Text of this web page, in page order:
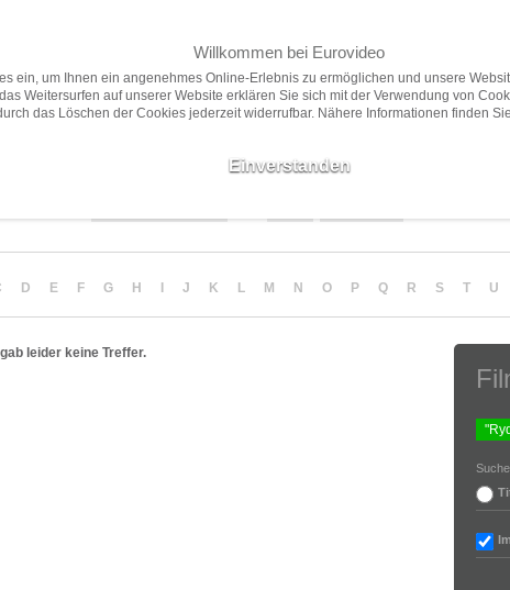
Home Filme
D E F G H J K L M N O P Q R S T U
leider keine Treffer.
Willkommen bei Eurovideo
ein, um Ihnen ein angenehmes Online-Erlebnis zu ermöglichen und unsere
Weitersurfen auf unserer Website erklären Sie sich mit der Verwendung von
das Löschen der Cookies jederzeit widerrufbar. Nähere Informationen finden
Einverstanden